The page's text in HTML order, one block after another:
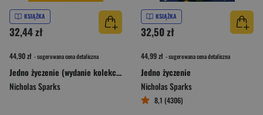
KSIĄŻKA
32,44 zł
44,90 zł - sugerowana cena detaliczna
Jedno życzenie (wydanie kolekcyjne)
Nicholas Sparks
KSIĄŻKA
32,50 zł
44,99 zł - sugerowana cena detaliczna
Jedno życzenie
Nicholas Sparks
8,1 (4306)